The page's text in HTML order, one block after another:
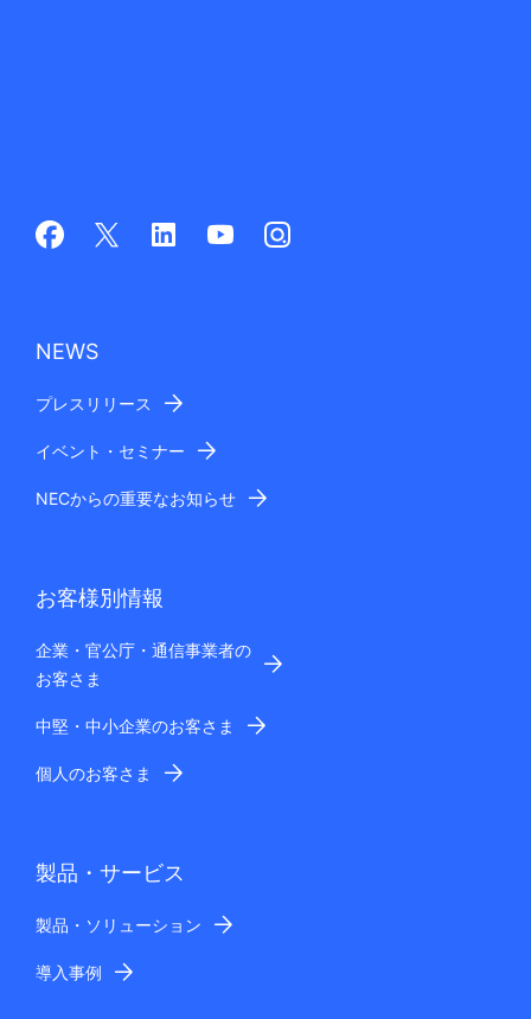
NEWS
プレスリリース
イベント・セミナー
NECからの重要なお知らせ
お客様別情報
企業・官公庁・通信事業者の
お客さま
中堅・中小企業のお客さま
個人のお客さま
製品・サービス
製品・ソリューション
導入事例